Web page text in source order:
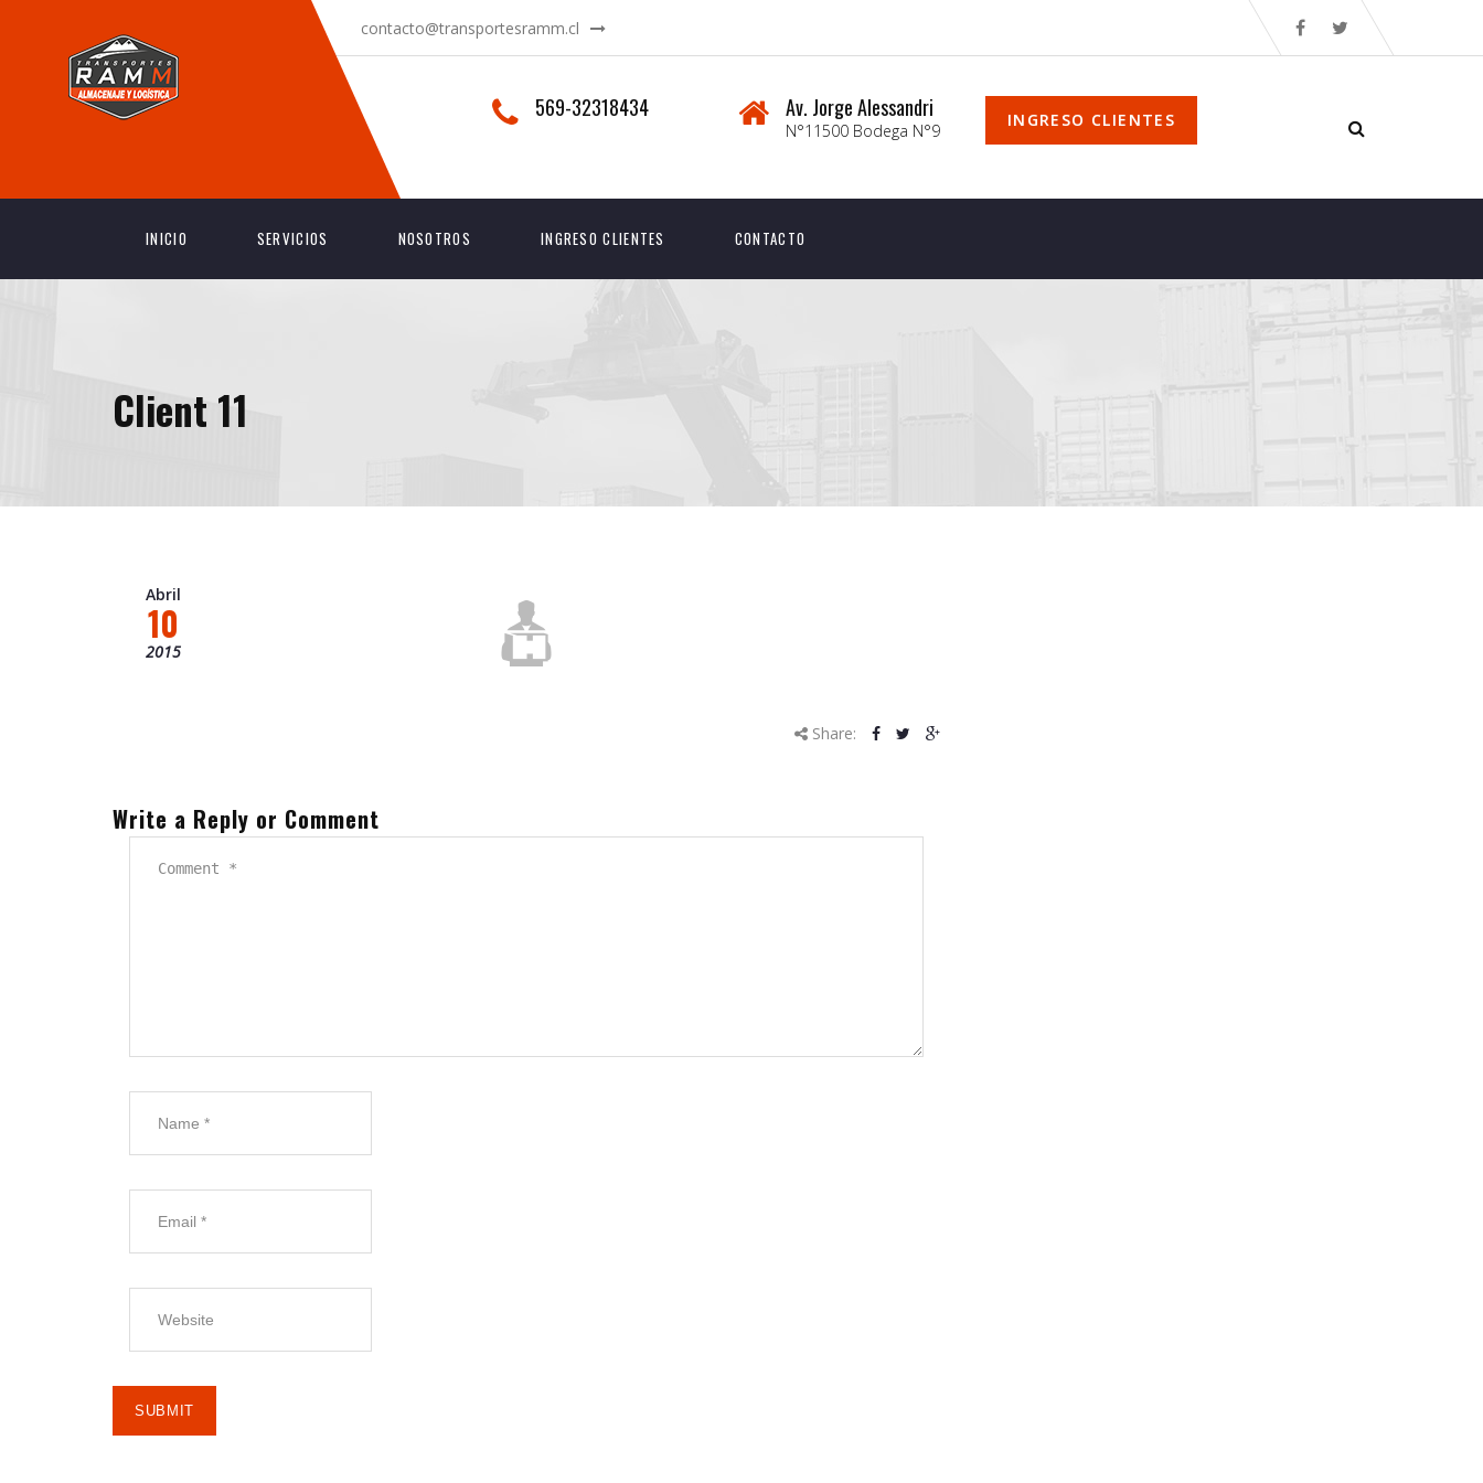
contacto@transportesramm.cl
569-32318434 Av. Jorge Alessandri
N°11500 Bodega N°9
INGRESO CLIENTES
INICIO SERVICIOS NOSOTROS INGRESO CLIENTES CONTACTO
Client 11
Abril
10
2015
Share:
Write a Reply or Comment